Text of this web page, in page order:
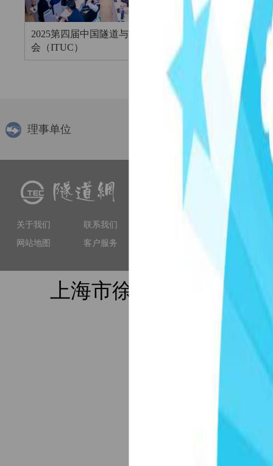
2025第四届中国隧道与地下空间大
会（ITUC）
第十二届国际
（IFUS 2025）
理事单位
关于我们
联系我们
网站地图
客户服务
隧道网（www.tunnelling.cn）
交流、软件服务等多种服
工程技术人员提供专业服
和权威性的门户网站。
上海市徐汇区虹漕南路
备案序号：沪